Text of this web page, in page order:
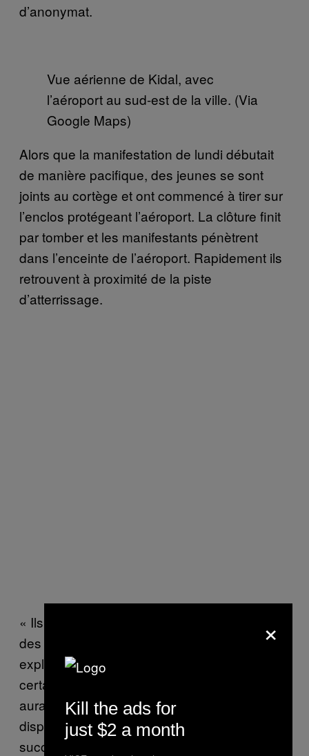
d’anonymat.
Vue aérienne de Kidal, avec
l’aéroport au sud-est de la ville. (Via
Google Maps)
Alors que la manifestation de lundi débutait
de manière pacifique, des jeunes se sont
joints au cortège et ont commencé à tirer sur
l’enclos protégeant l’aéroport. La clôture finit
par tomber et les manifestants pénètrent
dans l’enceinte de l’aéroport. Rapidement ils
retrouvent à proximité de la piste
d’atterrissage.
« Ils commencent à jeter des cailloux, brûler
des conteneurs et des générateurs, » nous
explique le journaliste malien. Dans une
certaine confusion, les Casques bleus
auraient lancé du gaz lacrymogène pour
disperser les manifestants — sans grand
succès puisqu’ils avaient le vent de face.
×
Kill the ads for
just $2 a month